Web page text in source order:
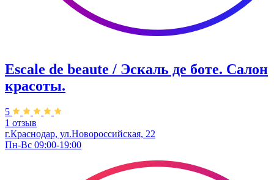
Escale de beaute / Эскаль де боте. Салон
красоты.
5
1 отзыв
г.Краснодар, ул.Новороссийская, 22
Пн-Вс 09:00-19:00